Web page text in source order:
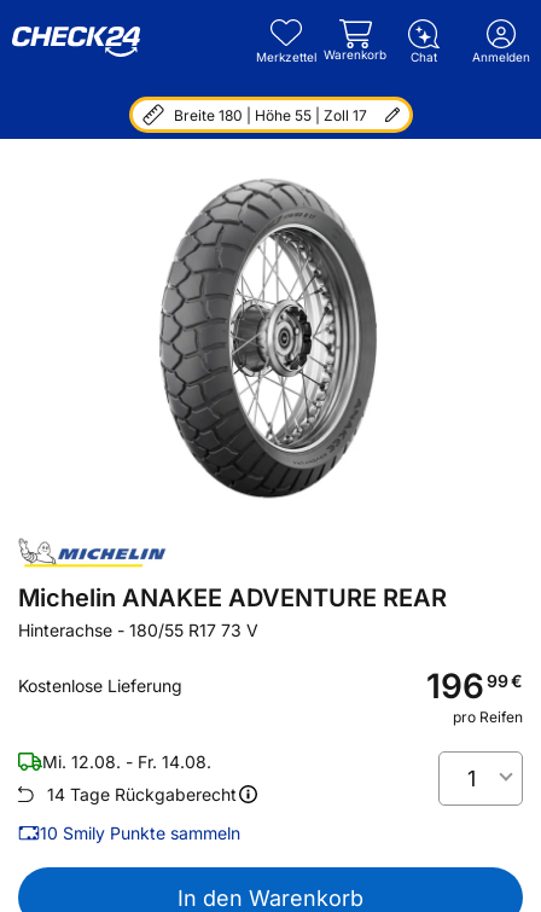
Merkzettel Warenkorb Chat Anmelden
Breite 180 | Höhe 55 | Zoll 17
Michelin ANAKEE ADVENTURE REAR
Hinterachse - 180/55 R17 73 V
Kostenlose Lieferung 19699€
pro Reifen
Mi. 12.08. - Fr. 14.08.
14 Tage Rückgaberecht
10 Smily Punkte sammeln
1
In den Warenkorb